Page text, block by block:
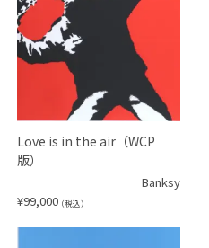
Love is in the air（WCP
版）
Banksy
¥99,000 （税込）